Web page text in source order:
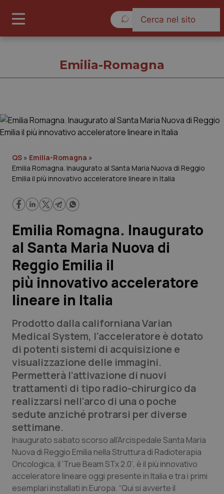
Governo e Parlamento
Regioni e Asl
Lavoro e Professioni
Scienza e Farmaci
Studi e Analisi
Lettere al direttore
Edizioni Regionali
QS Pro
Professionisti Sanitari.AI
Abruzzo
Basilicata
Calabria
Campania
QS Pro Gold
Artrite & artrosi
Asma & BPCO
Car-T
QS Club Newsletter
Emilia-Romagna
QS » Emilia-Romagna »
Emilia Romagna. Inaugurato al Santa Maria Nuova di Reggio
Emilia il più innovativo acceleratore lineare in Italia
Emilia Romagna. Inaugurato
al Santa Maria Nuova di
Reggio Emilia il
più innovativo acceleratore
lineare in Italia
Prodotto dalla californiana Varian
Medical System, l’acceleratore è dotato
di potenti sistemi di acquisizione e
visualizzazione delle immagini.
Permetterà l’attivazione di nuovi
trattamenti di tipo radio-chirurgico da
realizzarsi nell’arco di una o poche
sedute anziché protrarsi per diverse
settimane.
Inaugurato sabato scorso all’Arcispedale Santa Maria
Nuova di Reggio Emilia nella Struttura di Radioterapia
Oncologica, il ‘True Beam STx 2.0’, è il più innovativo
acceleratore lineare oggi presente in Italia e tra i primi
esemplari installati in Europa. “Qui si avverte il